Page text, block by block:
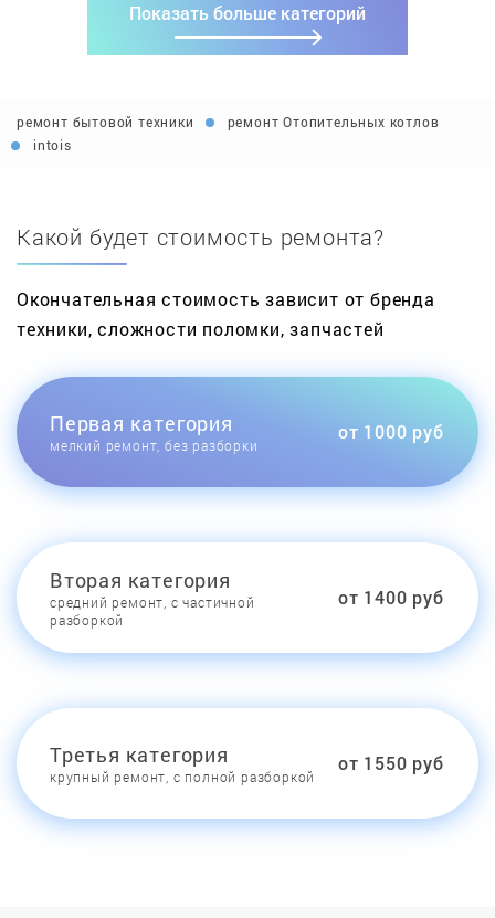
Показать больше категорий
ремонт бытовой техники
ремонт Отопительных котлов
intois
Какой будет стоимость ремонта?
Окончательная стоимость зависит от бренда
техники, сложности поломки, запчастей
Первая категория
мелкий ремонт, без разборки
от 1000 руб
Вторая категория
средний ремонт, с частичной
разборкой
от 1400 руб
Третья категория
крупный ремонт, с полной разборкой
от 1550 руб